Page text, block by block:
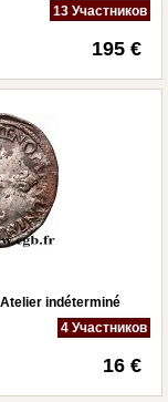
13 Участников
195 €
Atelier indéterminé
4 Участников
16 €